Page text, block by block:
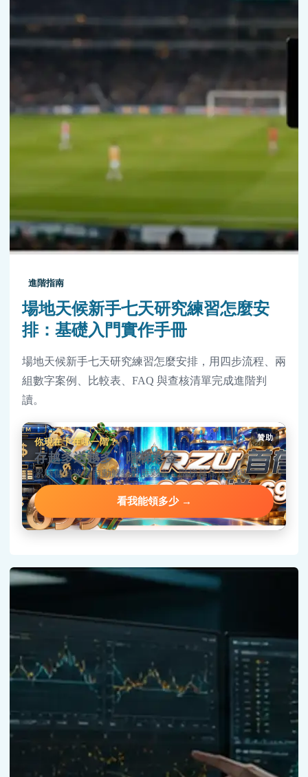
進階指南
場地天候新手七天研究練習怎麼安
排：基礎入門實作手冊
場地天候新手七天研究練習怎麼安排，用四步流程、兩
組數字案例、比較表、FAQ 與查核清單完成進階判
讀。
贊助
你現在卡在哪一階？
存越多送越多，階梯彩金
累積儲值達標自動解鎖對應彩金，階梯越高送越狠。
看我能領多少 →